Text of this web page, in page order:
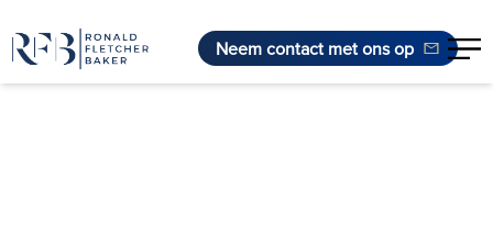
Neem contact met ons op